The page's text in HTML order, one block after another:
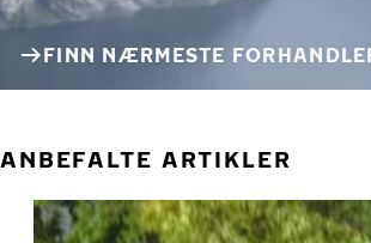
FINN NÆRMESTE
ANBEFALTE ARTIKLER